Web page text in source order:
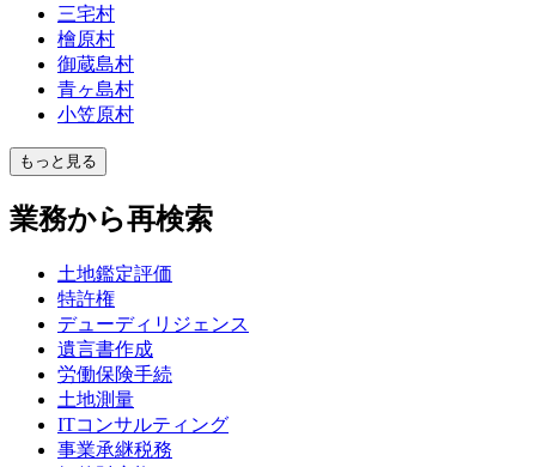
三宅村
檜原村
御蔵島村
青ヶ島村
小笠原村
もっと見る
業務から再検索
土地鑑定評価
特許権
デューディリジェンス
遺言書作成
労働保険手続
土地測量
ITコンサルティング
事業承継税務